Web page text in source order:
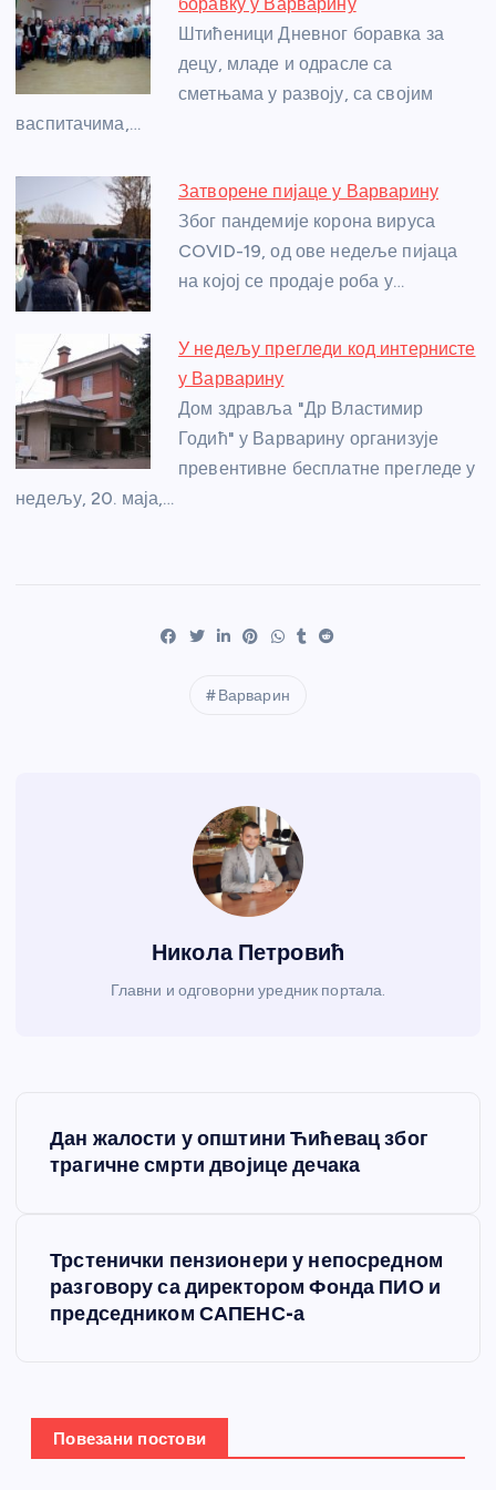
o
o
k
g
er
p
p
e
Штићеници Дневног боравка за
децу, младе и одрасле са
сметњама у развоју, са својим
васпитачима,…
Затворене пијаце у Варварину
Због пандемије корона вируса
COVID-19, од ове недеље пијаца
на којој се продаје роба у…
У недељу прегледи код интернисте
у Варварину
Дом здравља "Др Властимир
Годић" у Варварину организује
превентивне бесплатне прегледе у
недељу, 20. маја,…
Варварин
Никола Петровић
Главни и одговорни уредник портала.
Дан жалости у општини Ћићевац због
трагичне смрти двојице дечака
Трстенички пензионери у непосредном
разговору са директором Фонда ПИО и
председником САПЕНС-а
Повезани постови